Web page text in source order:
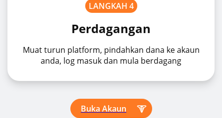
LANGKAH 4
Perdagangan
Muat turun platform, pindahkan dana ke akaun
anda, log masuk dan mula berdagang
Buka Akaun